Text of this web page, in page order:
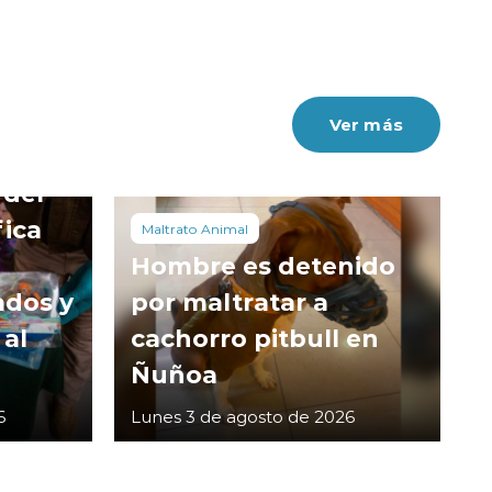
Ver más
y
Maltrato Animal
Hombre es detenido
por maltratar a
cachorro pitbull en
Ñuñoa
Lunes 3 de agosto de 2026